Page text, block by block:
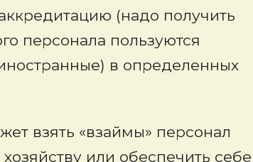
(надо получить
персонала пользуются
в определенных
взять «взаймы» персонал
или обеспечить себе